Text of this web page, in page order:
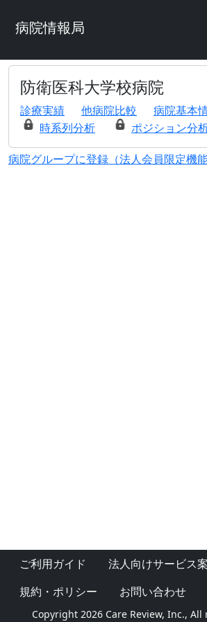
病院情報局
防衛医科大学校病院
診療実績 他病院比較
病院基本
時系列分析
ポジション分
病院グループに登録（法人会員限定機能
ご利用ガイド 法人向けサービス
規約・ポリシー
お問い合わせ
Copyright 2026 Care Review, Inc.,